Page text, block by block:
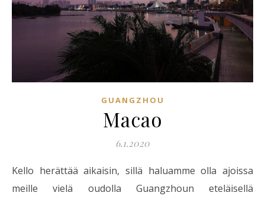
GUANGZHOU
Macao
6.1.2020
Kello herättää aikaisin, sillä haluamme olla ajoissa
meille vielä oudolla Guangzhoun eteläisellä